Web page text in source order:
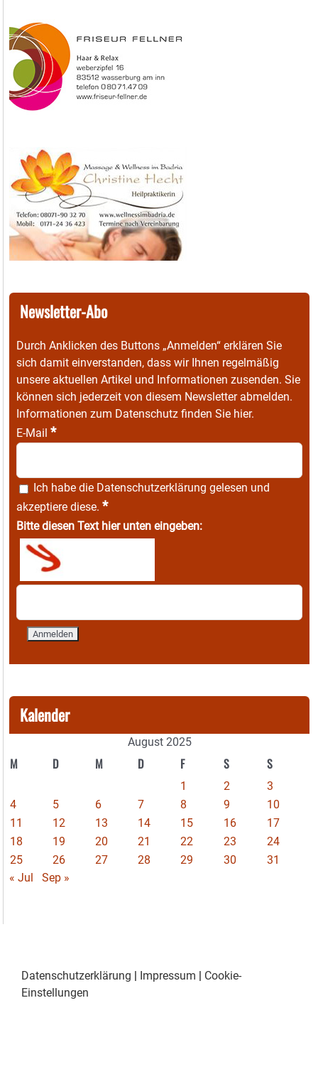
Newsletter-Abo
Durch Anklicken des Buttons „Anmelden“ erklären Sie
sich damit einverstanden, dass wir Ihnen regelmäßig
unsere aktuellen Artikel und Informationen zusenden. Sie
können sich jederzeit von diesem Newsletter abmelden.
Informationen zum Datenschutz finden Sie hier.
E-Mail *
Ich habe die Datenschutzerklärung gelesen und
akzeptiere diese. *
Bitte diesen Text hier unten eingeben:
Kalender
August 2025
M D M D F S S
1 2
3
4
5 6 7 8 9
10
11
12 13 14 15 16
17
18
19 20 21 22 23
24
25
26 27 28 29 30
31
« Jul
Sep »
Datenschutzerklärung Impressum
Cookie-
Einstellungen